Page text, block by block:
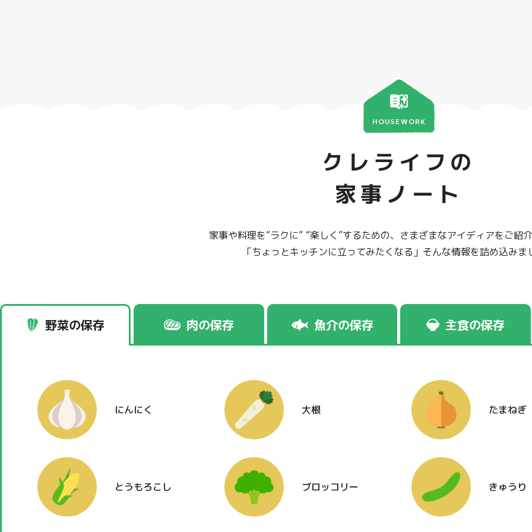
HOUSEWORK
クレライフの
家事ノート
家事や料理を“ラクに” “楽しく”するための、さまざまなアイディアをご紹介
「ちょっとキッチンに立ってみたくなる」そんな情報を詰め込みま
野菜の保存 肉の保存 魚介の保存 主食の保存
にんにく 大根 たまねぎ
とうもろこし ブロッコリー きゅうり